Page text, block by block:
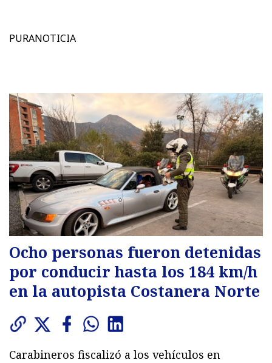
PURANOTICIA
Ocho personas fueron detenidas
por conducir hasta los 184 km/h
en la autopista Costanera Norte
Carabineros fiscalizó a los vehículos en